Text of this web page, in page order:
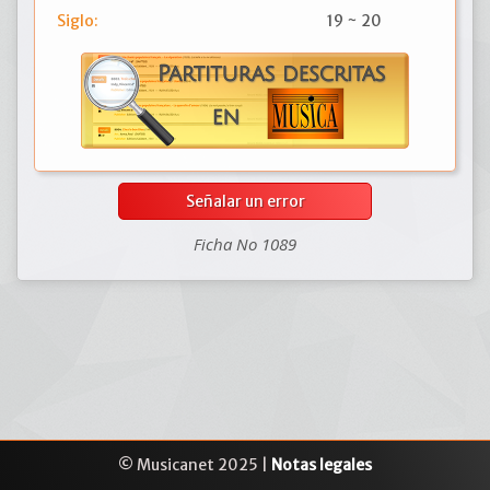
Siglo: 19 ~ 20
Señalar un error
Ficha No 1089
© Musicanet 2025 | Notas legales